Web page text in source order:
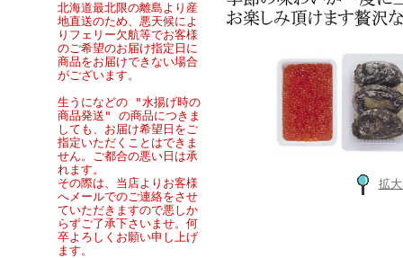
北海道最北限の離島より産
地直送のため、悪天候によ
りフェリー欠航等でお客様
のご希望のお届け指定日に
商品をお届けできない場合
がございます。
生うになどの "水揚げ時の
商品発送" の商品につきま
しても、お届け希望日をご
指定いただくことはできま
せん。ご都合の悪い日は承
れます。
その際は、当店よりお客様
へメールでのご連絡をさせ
ていただきますので悪しか
らずご了承下さいませ。何
卒よろしくお願い申し上げ
ます。
拡